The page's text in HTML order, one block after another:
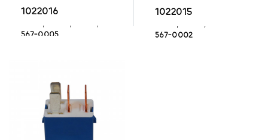
HIGHLANDER, IS250,
567-0005
1022016
CRUISER, MR2 SPYDER,
567-0002
1022015